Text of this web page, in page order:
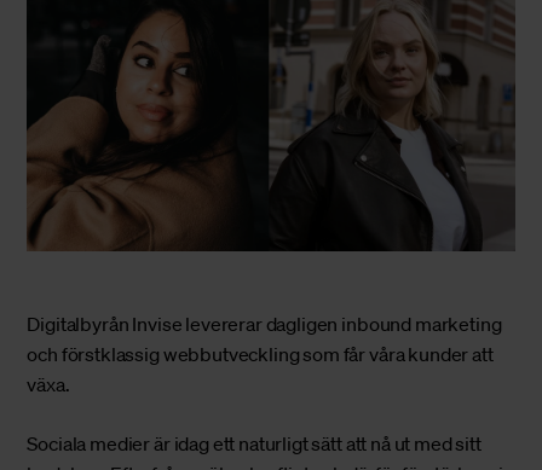
Digitalbyrån Invise levererar dagligen inbound marketing
och förstklassig webbutveckling som får våra kunder att
växa.
Sociala medier är idag ett naturligt sätt att nå ut med sitt